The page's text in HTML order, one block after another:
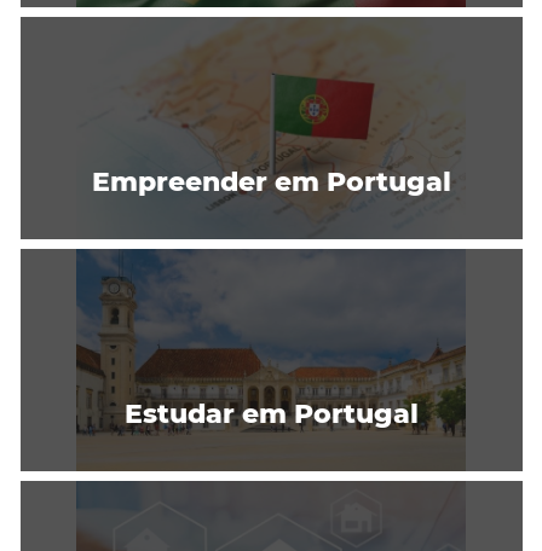
Empreender em Portugal
Estudar em Portugal